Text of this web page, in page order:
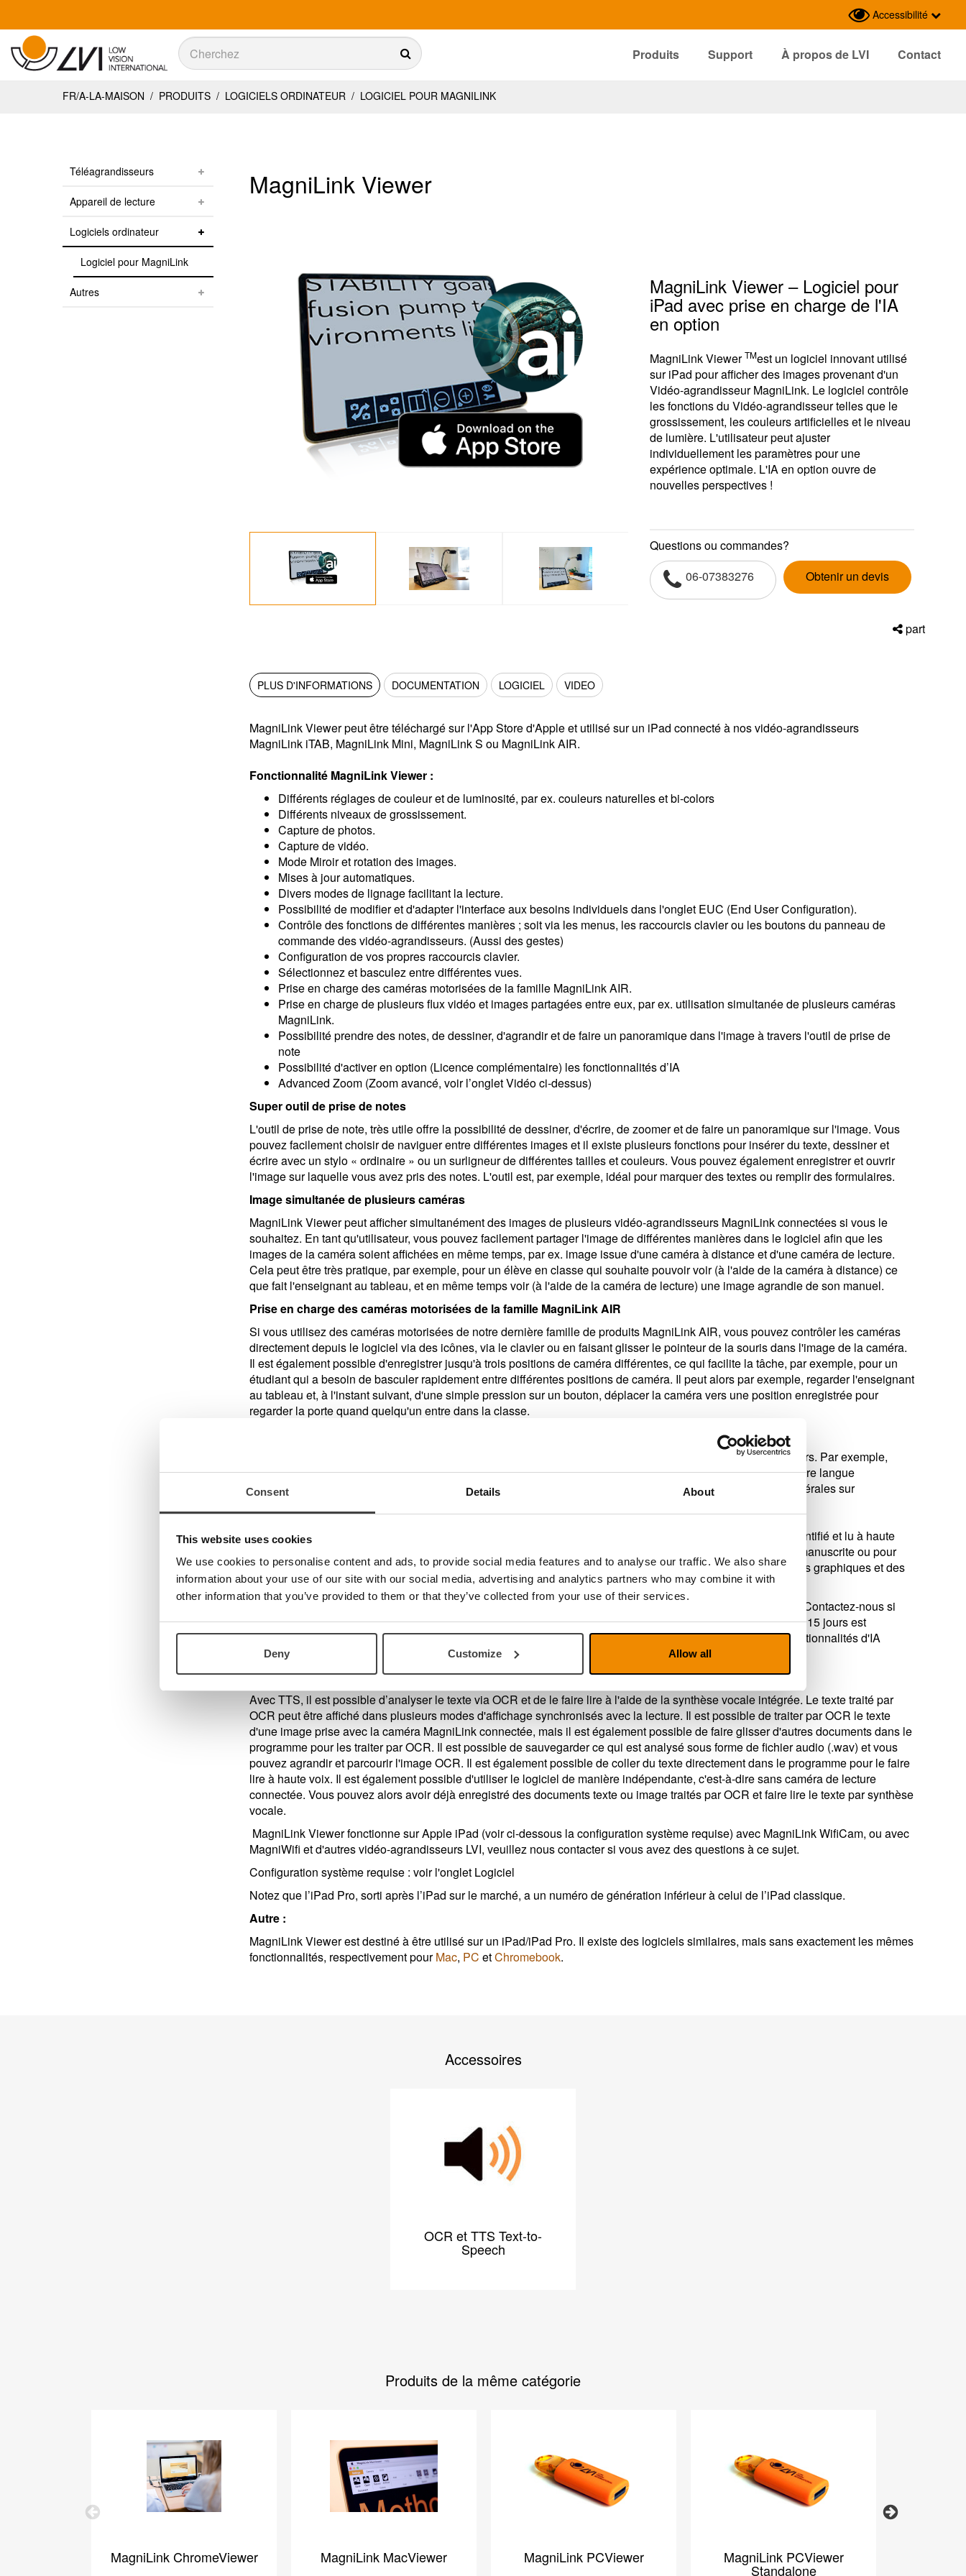
Consent Details About
This website uses cookies
We use cookies to personalise content and ads, to provide social media features and to analyse our traffic. We also share
information about your use of our site with our social media, advertising and analytics partners who may combine it with
other information that you’ve provided to them or that they’ve collected from your use of their services.
Deny Customize Allow all
Accessibilité
Recherche
Produits Support À propos de LVI
Contact
FR/A-LA-MAISON / PRODUITS / LOGICIELS ORDINATEUR / LOGICIEL POUR MAGNILINK
Téléagrandisseurs
Appareil de lecture
Logiciels ordinateur
Logiciel pour MagniLink
Autres
MagniLink Viewer
MagniLink Viewer – Logiciel pour
iPad avec prise en charge de l'IA
en option
MagniLink ViewerTMest un logiciel innovant utilisé
sur iPad pour afficher des images provenant d'un
Vidéo-agrandisseur MagniLink. Le logiciel contrôle
les fonctions du Vidéo-agrandisseur telles que le
grossissement, les couleurs artificielles et le niveau
de lumière. L'utilisateur peut ajuster
individuellement les paramètres pour une
expérience optimale. L'IA en option ouvre de
nouvelles perspectives !
Questions ou commandes?
06-07383276
Obtenir un devis
part
PLUS D'INFORMATIONS DOCUMENTATION LOGICIEL VIDEO
MagniLink Viewer peut être téléchargé sur l'App Store d'Apple et utilisé sur un iPad connecté à nos vidéo-agrandisseurs
MagniLink iTAB, MagniLink Mini, MagniLink S ou MagniLink AIR.
Fonctionnalité MagniLink Viewer :
Différents réglages de couleur et de luminosité, par ex. couleurs naturelles et bi-colors
Différents niveaux de grossissement.
Capture de photos.
Capture de vidéo.
Mode Miroir et rotation des images.
Mises à jour automatiques.
Divers modes de lignage facilitant la lecture.
​Possibilité de modifier et d'adapter l'interface aux besoins individuels dans l'onglet EUC (End User Configuration).
Contrôle des fonctions de différentes manières ; soit via les menus, les raccourcis clavier ou les boutons du panneau de
commande des vidéo-agrandisseurs. (Aussi des gestes)
Configuration de vos propres raccourcis clavier.
Sélectionnez et basculez entre différentes vues.
Prise en charge des caméras motorisées de la famille MagniLink AIR.
Prise en charge de plusieurs flux vidéo et images partagées entre eux, par ex. utilisation simultanée de plusieurs caméras
MagniLink.
Possibilité prendre des notes, de dessiner, d'agrandir et de faire un panoramique dans l'image à travers l'outil de prise de
note
Possibilité d'activer en option (Licence complémentaire) les fonctionnalités d’IA
Advanced Zoom (Zoom avancé, voir l’onglet Vidéo ci-dessus)
Super outil de prise de notes
L'outil de prise de note, très utile offre la possibilité de dessiner, d'écrire, de zoomer et de faire un panoramique sur l'image. Vous
pouvez facilement choisir de naviguer entre différentes images et il existe plusieurs fonctions pour insérer du texte, dessiner et
écrire avec un stylo « ordinaire » ou un surligneur de différentes tailles et couleurs. Vous pouvez également enregistrer et ouvrir
l'image sur laquelle vous avez pris des notes. L'outil est, par exemple, idéal pour marquer des textes ou remplir des formulaires.
Image simultanée de plusieurs caméras
MagniLink Viewer peut afficher simultanément des images de plusieurs vidéo-agrandisseurs MagniLink connectées si vous le
souhaitez. En tant qu'utilisateur, vous pouvez facilement partager l'image de différentes manières dans le logiciel afin que les
images de la caméra soient affichées en même temps, par ex. image issue d'une caméra à distance et d'une caméra de lecture.
Cela peut être très pratique, par exemple, pour un élève en classe qui souhaite pouvoir voir (à l'aide de la caméra à distance) ce
que fait l'enseignant au tableau, et en même temps voir (à l'aide de la caméra de lecture) une image agrandie de son manuel.
Prise en charge des caméras motorisées de la famille MagniLink AIR
Si vous utilisez des caméras motorisées de notre dernière famille de produits MagniLink AIR, vous pouvez contrôler les caméras
directement depuis le logiciel via des icônes, via le clavier ou en faisant glisser le pointeur de la souris dans l'image de la caméra.
Il est également possible d'enregistrer jusqu'à trois positions de caméra différentes, ce qui facilite la tâche, par exemple, pour un
étudiant qui a besoin de basculer rapidement entre différentes positions de caméra. Il peut alors par exemple, regarder l'enseignant
au tableau et, à l'instant suivant, d'une simple pression sur un bouton, déplacer la caméra vers une position enregistrée pour
regarder la porte quand quelqu'un entre dans la classe.
L'IA est proposée en option pour MagniLink Viewer et rend nos puissants outils d'aide visuelle encore meilleurs. Par exemple,
vous pouvez placer un article de journal sous la caméra de lecture et le faire résumer ou traduire dans une autre langue
simplement en saisissant ou en dictant une commande. Il est également possible de poser des questions générales sur
Un autre exemple consiste à demander après avoir scanné une facture papier, que le montant à payer soit identifié et lu à haute
L’IA peut également être utilisée pour lire l’écriture manuscrite ou pour
interpréter des images. Cela facilite, par exemple, l’interprétation des problèmes mathématiques contenant des graphiques et des
diagrammes.
Tout cela ouvre de nombreuses possibilités. Ce qui était auparavant difficile est maintenant rendu plus facile. Contactez-nous si
vous souhaitez plus d'informations ou si vous souhaitez commander une licence. Une licence d'évaluation de 15 jours est
également disponible pour ceux qui souhaitent tester les nouvelles fonctionnalités. Veuillez noter que les fonctionnalités d'IA
nécessitent une connexion Internet.
En savoir plus sur l'IA ici.
TTS
Avec TTS, il est possible d’analyser le texte via OCR et de le faire lire à l'aide de la synthèse vocale intégrée. Le texte traité par
OCR peut être affiché dans plusieurs modes d'affichage synchronisés avec la lecture. Il est possible de traiter par OCR le texte
d'une image prise avec la caméra MagniLink connectée, mais il est également possible de faire glisser d'autres documents dans le
programme pour les traiter par OCR. Il est possible de sauvegarder ce qui est analysé sous forme de fichier audio (.wav) et vous
pouvez agrandir et parcourir l'image OCR. Il est également possible de coller du texte directement dans le programme pour le faire
lire à haute voix. Il est également possible d'utiliser le logiciel de manière indépendante, c'est-à-dire sans caméra de lecture
connectée. Vous pouvez alors avoir déjà enregistré des documents texte ou image traités par OCR et faire lire le texte par synthèse
vocale.
MagniLink Viewer fonctionne sur Apple iPad (voir ci-dessous la configuration système requise) avec MagniLink WifiCam, ou avec
MagniWifi et d'autres vidéo-agrandisseurs LVI, veuillez nous contacter si vous avez des questions à ce sujet.
Configuration système requise : voir l'onglet Logiciel
Notez que l’iPad Pro, sorti après l’iPad sur le marché, a un numéro de génération inférieur à celui de l’iPad classique.
Autre :
MagniLink Viewer est destiné à être utilisé sur un iPad/iPad Pro. Il existe des logiciels similaires, mais sans exactement les mêmes
fonctionnalités, respectivement pourMac, PC etChromebook.
Accessoires
OCR et TTS Text-to-
Speech
Produits de la même catégorie
Previous
MagniLink ChromeViewer MagniLink MacViewer MagniLink PCViewer MagniLink PCViewer
Standalone
Next